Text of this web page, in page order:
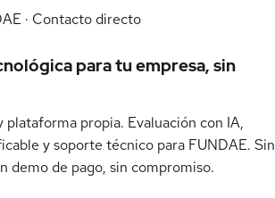
· Contacto directo
para tu empresa, sin
plataforma propia. Evaluación con IA,
y soporte técnico para FUNDAE. Sin
demo de pago, sin compromiso.